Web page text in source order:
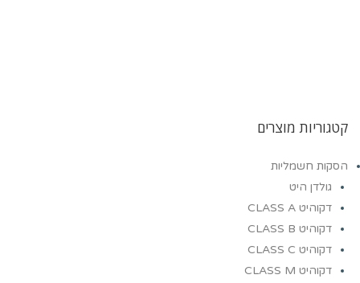
קטגוריות מוצרים
הסקות חשמליות
גולדן היט
דקוהיט CLASS A
דקוהיט CLASS B
דקוהיט CLASS C
דקוהיט CLASS M